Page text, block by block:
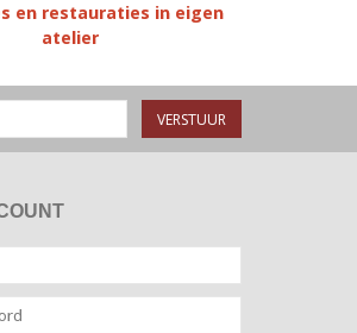
en restauraties in eigen
atelier
VERSTUUR